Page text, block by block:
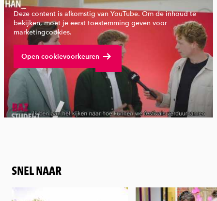
Bekijk volledige video
Deze content is afkomstig van YouTube. Om de inhoud te
bekijken, moet je eerst toestemming geven voor
marketingcookies.
Open cookievoorkeuren
SNEL NAAR